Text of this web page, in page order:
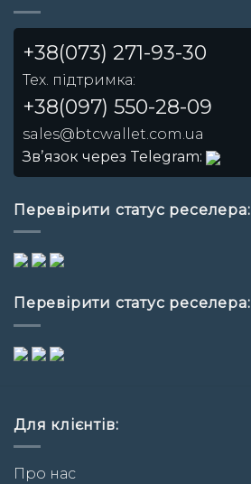
+38(073) 271-93-30
Тех. підтримка:
+38(097) 550-28-09
sales@btcwallet.com.ua
Звʼязок через Telegram:
Перевірити статус реселера:
Перевірити статус реселера:
Для клієнтів:
Про нас